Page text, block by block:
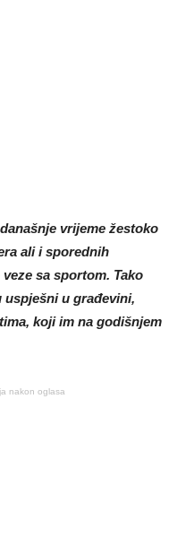
vrijeme žestoko
ali i sporednih
sa sportom. Tako
uspješni u građevini,
koji im na godišnjem
nakon oglasa